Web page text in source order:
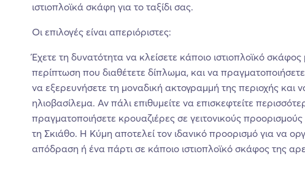
ιστιοπλοϊκά σκάφη για το ταξίδι σας.
Οι επιλογές είναι απεριόριστες:
Έχετε τη δυνατότητα να κλείσετε κάποιο ιστιοπλοϊκό
περίπτωση που διαθέτετε δίπλωμα, και να
να εξερευνήσετε τη μοναδική ακτογραμμή της περιοχής και
ηλιοβασίλεμα. Αν πάλι επιθυμείτε να επισκεφτείτε
πραγματοποιήσετε κρουαζιέρες σε γειτονικούς
τη Σκιάθο. Η Κύμη αποτελεί τον ιδανικό προορισμό για να
απόδραση ή ένα πάρτι σε κάποιο ιστιοπλοϊκό σκάφος της